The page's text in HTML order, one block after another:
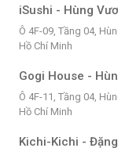
iSushi - Hùng
Ô 4F-09, Tầng 04,
Hồ Chí Minh
Gogi House -
Ô 4F-11, Tầng 04,
Hồ Chí Minh
Kichi-Kichi -